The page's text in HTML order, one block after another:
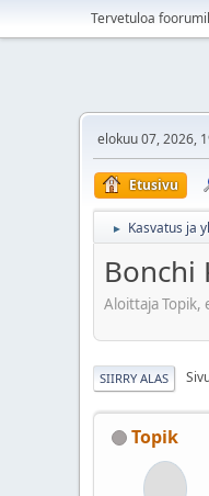
Tervetuloa
elokuu 07, 2026,
Etusivu
► Kasvatus ja
Bonchi
Aloittaja Topik,
SIIRRY ALAS
Topik